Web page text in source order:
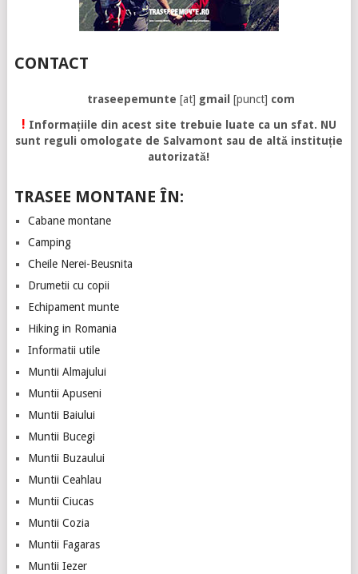
CONTACT
traseepemunte [at] gmail [punct] com
! Informațiile din acest site trebuie luate ca un sfat. NU
sunt reguli omologate de Salvamont sau de altă instituție
autorizată!
TRASEE MONTANE ÎN:
Cabane montane
Camping
Cheile Nerei-Beusnita
Drumetii cu copii
Echipament munte
Hiking in Romania
Informatii utile
Muntii Almajului
Muntii Apuseni
Muntii Baiului
Muntii Bucegi
Muntii Buzaului
Muntii Ceahlau
Muntii Ciucas
Muntii Cozia
Muntii Fagaras
Muntii Iezer